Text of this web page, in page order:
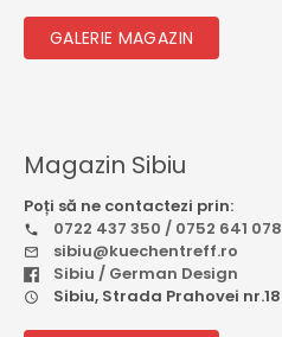
GALERIE MAGAZIN
Magazin Sibiu
Poți să ne contactezi prin:
0722 437 350 / 0752 641 078
sibiu@kuechentreff.ro
Sibiu / German Design
Sibiu, Strada Prahovei nr.18